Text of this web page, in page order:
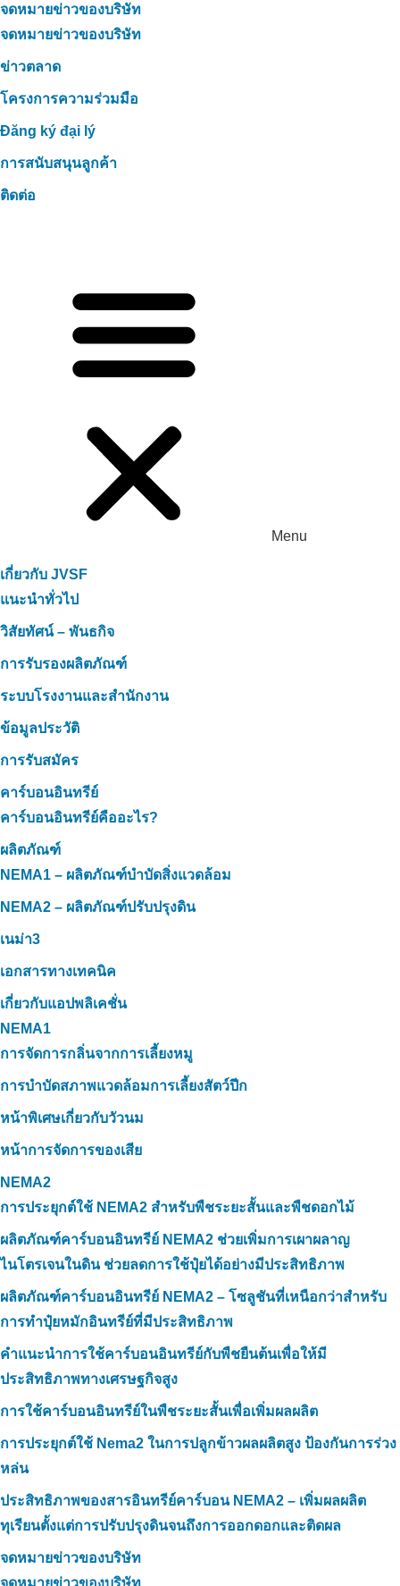
จดหมายข่าวของบริษัท
จดหมายข่าวของบริษัท
ข่าวตลาด
โครงการความร่วมมือ
Đăng ký đại lý
การสนับสนุนลูกค้า
ติดต่อ
Menu
เกี่ยวกับ JVSF
แนะนำทั่วไป
วิสัยทัศน์ – พันธกิจ
การรับรองผลิตภัณฑ์
ระบบโรงงานและสำนักงาน
ข้อมูลประวัติ
การรับสมัคร
คาร์บอนอินทรีย์
คาร์บอนอินทรีย์คืออะไร?
ผลิตภัณฑ์
NEMA1 – ผลิตภัณฑ์บำบัดสิ่งแวดล้อม
NEMA2 – ผลิตภัณฑ์ปรับปรุงดิน
เนม่า3
เอกสารทางเทคนิค
เกี่ยวกับแอปพลิเคชั่น
NEMA1
การจัดการกลิ่นจากการเลี้ยงหมู
การบำบัดสภาพแวดล้อมการเลี้ยงสัตว์ปีก
หน้าพิเศษเกี่ยวกับวัวนม
หน้าการจัดการของเสีย
NEMA2
การประยุกต์ใช้ NEMA2 สำหรับพืชระยะสั้นและพืชดอกไม้
ผลิตภัณฑ์คาร์บอนอินทรีย์ NEMA2 ช่วยเพิ่มการเผาผลาญ
ไนโตรเจนในดิน ช่วยลดการใช้ปุ๋ยได้อย่างมีประสิทธิภาพ
ผลิตภัณฑ์คาร์บอนอินทรีย์ NEMA2 – โซลูชันที่เหนือกว่าสำหรับ
การทำปุ๋ยหมักอินทรีย์ที่มีประสิทธิภาพ
คำแนะนำการใช้คาร์บอนอินทรีย์กับพืชยืนต้นเพื่อให้มี
ประสิทธิภาพทางเศรษฐกิจสูง
การใช้คาร์บอนอินทรีย์ในพืชระยะสั้นเพื่อเพิ่มผลผลิต
การประยุกต์ใช้ Nema2 ในการปลูกข้าวผลผลิตสูง ป้องกันการร่วง
หล่น
ประสิทธิภาพของสารอินทรีย์คาร์บอน NEMA2 – เพิ่มผลผลิต
ทุเรียนตั้งแต่การปรับปรุงดินจนถึงการออกดอกและติดผล
จดหมายข่าวของบริษัท
จดหมายข่าวของบริษัท